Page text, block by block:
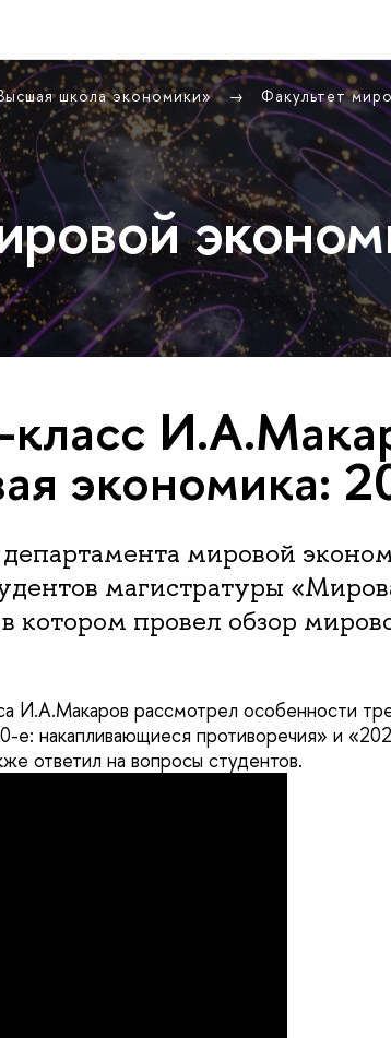
школа экономики» Факультет
экономика:
департамента мировой
магистратуры
котором провел обзор
И.А.Макаров рассмотрел особенности
е: накапливающиеся противоречия» и
ответил на вопросы студентов.